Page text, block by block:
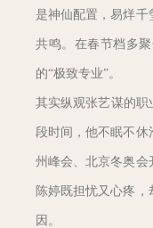
是神仙配置，易烊
共鸣。在春节档多
的“极致专业”。
其实纵观张艺谋的职
段时间，他不眠不休
州峰会、北京冬奥会
陈婷既担忧又心疼
因。